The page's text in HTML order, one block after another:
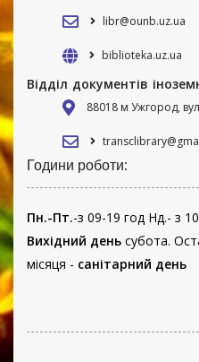
libr@ounb.uz.ua
biblioteka.uz.ua
Відділ документів
88018 м Ужгород,
Години роботи:
Пн.-Пт.-з 09-19 год Нд.- з
Вихідний день субота.
місяця - санітарний день